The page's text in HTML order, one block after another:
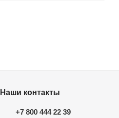
Наши контакты
+7 800 444 22 39